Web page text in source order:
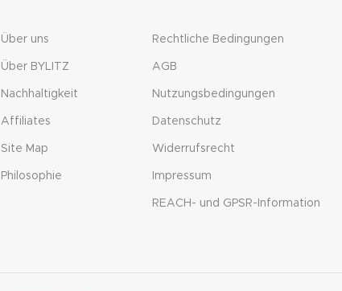
Über uns
Über BYLITZ
Nachhaltigkeit
Affiliates
Site Map
Philosophie
Rechtliche Bedingungen
AGB
Nutzungsbedingungen
Datenschutz
Widerrufsrecht
Impressum
REACH- und GPSR-Information